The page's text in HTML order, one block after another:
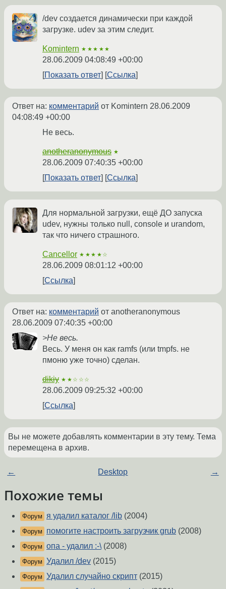
/dev создается динамически при каждой
загрузке. udev за этим следит.
Komintern ★★★★★
28.06.2009 04:08:49 +00:00
Показать ответ
Ссылка
Ответ на: комментарий от Komintern 28.06.2009
04:08:49 +00:00
Не весь.
anotheranonymous ★
28.06.2009 07:40:35 +00:00
Показать ответ
Ссылка
Для нормальной загрузки, ещё ДО запуска
udev, нужны только null, console и urandom,
так что ничего страшного.
Cancellor ★★★★☆
28.06.2009 08:01:12 +00:00
Ссылка
Ответ на: комментарий от anotheranonymous
28.06.2009 07:40:35 +00:00
>Не весь.
Весь. У меня он как ramfs (или tmpfs. не
пмоню уже точно) сделан.
dikiy ★★☆☆☆
28.06.2009 09:25:32 +00:00
Ссылка
Вы не можете добавлять комментарии в эту тему. Тема
перемещена в архив.
← Desktop →
Похожие темы
Форум я удалил каталог /lib (2004)
Форум помогите настроить загрузчик grub (2008)
Форум опа - удалил :-\ (2008)
Форум Удалил /dev (2015)
Форум Удалил случайно скрипт (2015)